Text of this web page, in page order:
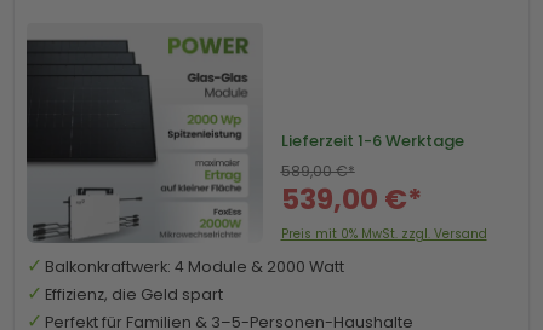
Lieferzeit 1-6 Werktage
539,00 €*
589,00 €*
Preis mit 0% MwSt. zzgl. Versand
Balkonkraftwerk: 4 Module & 2000 Watt
Effizienz, die Geld spart
Perfekt für Familien & 3–5-Personen-Haushalte